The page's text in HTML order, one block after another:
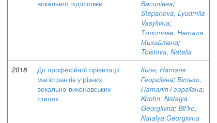
вокальної підготовки
Василівна;
Stepanova, Lyudmila
Vasylivna;
Толстова, Наталя
Михайлівна;
Tolstova, Natalia
2018
До професійної орієнтації
магістрантів у різних
вокально-виконавських
стилях
Кьон, Наталя
Георгіївна; Бітько,
Наталія Георгіївна;
Koehn, Natalya
Georgiivna; Bit’ko,
Natalya Georgiivna